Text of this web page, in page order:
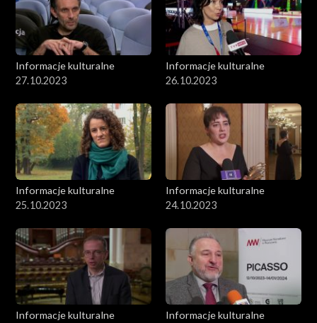
Informacje kulturalne
27.10.2023
Informacje kulturalne
26.10.2023
Informacje kulturalne
25.10.2023
Informacje kulturalne
24.10.2023
Informacje kulturalne
Informacje kulturalne